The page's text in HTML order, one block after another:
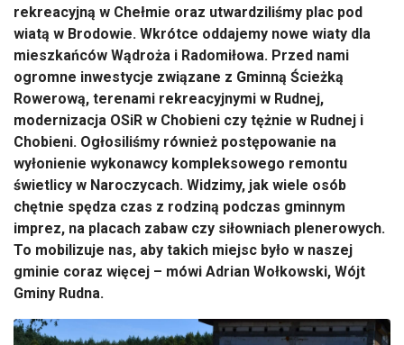
rekreacyjną w Chełmie oraz utwardziliśmy plac pod
wiatą w Brodowie. Wkrótce oddajemy nowe wiaty dla
mieszkańców Wądroża i Radomiłowa. Przed nami
ogromne inwestycje związane z Gminną Ścieżką
Rowerową, terenami rekreacyjnymi w Rudnej,
modernizacja OSiR w Chobieni czy tężnie w Rudnej i
Chobieni. Ogłosiliśmy również postępowanie na
wyłonienie wykonawcy kompleksowego remontu
świetlicy w Naroczycach. Widzimy, jak wiele osób
chętnie spędza czas z rodziną podczas gminnym
imprez, na placach zabaw czy siłowniach plenerowych.
To mobilizuje nas, aby takich miejsc było w naszej
gminie coraz więcej – mówi Adrian Wołkowski, Wójt
Gminy Rudna.